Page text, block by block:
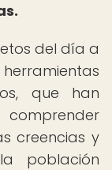
del día a
que han
creencias y
población